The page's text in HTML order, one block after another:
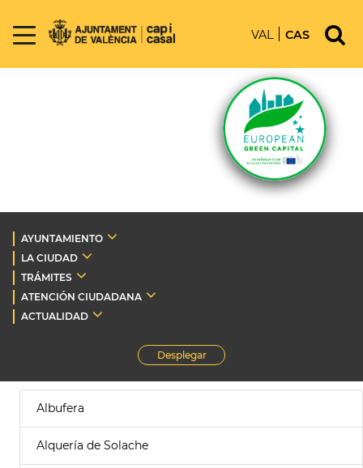
VAL CAS
AYUNTAMIENTO
LA CIUDAD
TRÁMITES
ATENCIÓN CIUDADANA
ACTUALIDAD
Desplegar
Albufera
Alquería de Solache